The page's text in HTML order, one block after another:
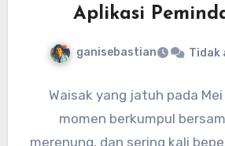
Aplikasi
ganisebastian Tidak
Waisak yang jatuh pada
momen berkumpul
merenung, dan sering kali